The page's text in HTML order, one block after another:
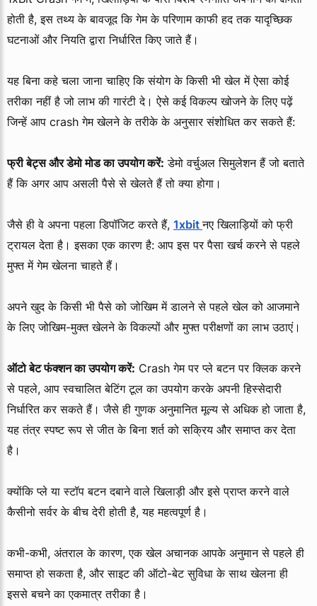
होती है, इस तथ्य के बावजूद कि गेम के परिणाम काफी हद तक यादृच्छिक
घटनाओं और नियति द्वारा निर्धारित किए जाते हैं।
यह बिना कहे चला जाना चाहिए कि संयोग के किसी भी खेल में ऐसा कोई
तरीका नहीं है जो लाभ की गारंटी दे। ऐसे कई विकल्प खोजने के लिए पढ़ें
जिन्हें आप crash गेम खेलने के तरीके के अनुसार संशोधित कर सकते हैं:
फ्री बेट्स और डेमो मोड का उपयोग करें: डेमो वर्चुअल सिमुलेशन हैं जो बताते
हैं कि अगर आप असली पैसे से खेलते हैं तो क्या होगा।
जैसे ही वे अपना पहला डिपॉजिट करते हैं, 1xbitनए खिलाड़ियों को फ्री
ट्रायल देता है। इसका एक कारण है: आप इस पर पैसा खर्च करने से पहले
मुफ्त में गेम खेलना चाहते हैं।
अपने खुद के किसी भी पैसे को जोखिम में डालने से पहले खेल को आजमाने
के लिए जोखिम-मुक्त खेलने के विकल्पों और मुफ्त परीक्षणों का लाभ उठाएं।
ऑटो बेट फंक्शन का उपयोग करें: Crash गेम पर प्ले बटन पर क्लिक करने
से पहले, आप स्वचालित बेटिंग टूल का उपयोग करके अपनीहिस्सेदारी
निर्धारित कर सकते हैं। जैसे ही गुणक अनुमानित मूल्य से अधिक हो जाता है,
यह तंत्र स्पष्ट रूप से जीत के बिना शर्त को सक्रिय और समाप्त कर देता
है।
क्योंकि प्ले या स्टॉप बटन दबाने वाले खिलाड़ी और इसे प्राप्त करने वाले
कैसीनो सर्वर के बीच देरी होती है, यह महत्वपूर्ण है।
कभी-कभी, अंतराल के कारण, एक खेल अचानक आपके अनुमान से पहले ही
समाप्त हो सकता है, और साइट की ऑटो-बेट सुविधा के साथ खेलना ही
इससे बचने का एकमात्र तरीका है।